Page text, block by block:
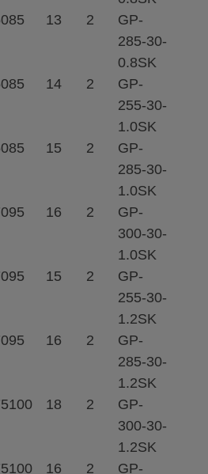
85 13 2
GP-
285-30-
0.8SK
85 14 2
GP-
255-30-
1.0SK
85 15 2
GP-
285-30-
1.0SK
95 16 2
GP-
300-30-
1.0SK
95 15 2
GP-
255-30-
1.2SK
95 16 2
GP-
285-30-
1.2SK
100 18 2
GP-
300-30-
1.2SK
100 16 2 GP-